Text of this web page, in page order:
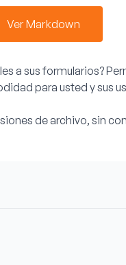
Ver Markdown
a sus formularios?
para usted y sus
de archivo, sin